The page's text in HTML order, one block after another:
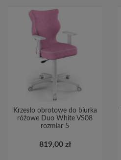
Krzesło obrotowe do biurka
różowe Duo White VS08
rozmiar 5
819,00 zł